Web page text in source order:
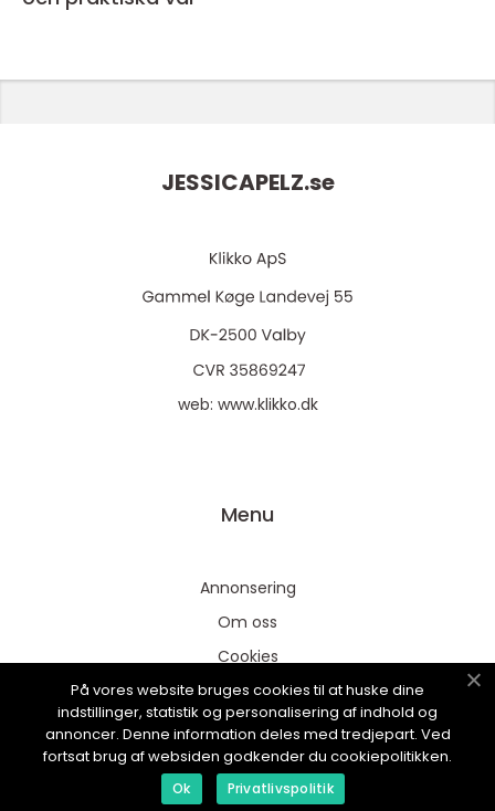
JESSICAPELZ.se
web: www.klikko.dk
Menu
Annonsering
Om oss
Cookies
Kontakta oss
Sitemap
På vores website bruges cookies til at huske dine
indstillinger, statistik og personalisering af indhold og
annoncer. Denne information deles med tredjepart. Ved
fortsat brug af websiden godkender du cookiepolitikken.
Ok Privatlivspolitik